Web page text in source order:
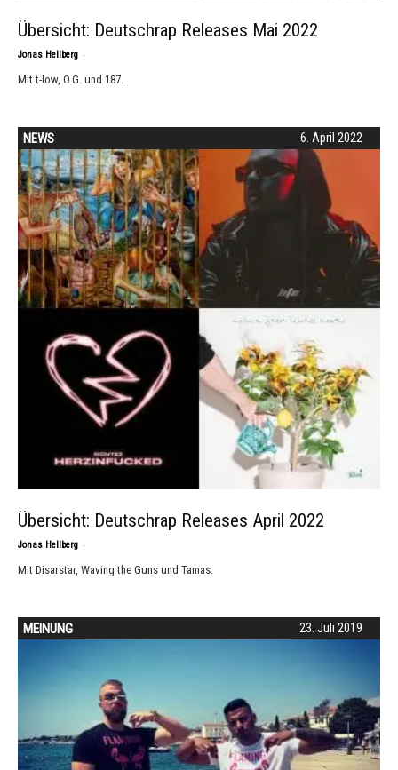
Übersicht: Deutschrap Releases Mai 2022
Jonas Hellberg -
Mit t-low, O.G. und 187.
6. April 2022
NEWS
Übersicht: Deutschrap Releases April 2022
Jonas Hellberg -
Mit Disarstar, Waving the Guns und Tamas.
23. Juli 2019
MEINUNG